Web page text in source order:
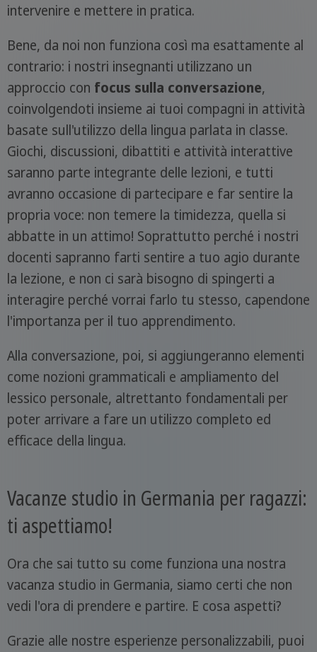
intervenire e mettere in pratica.
Bene, da noi non funziona così ma esattamente al
contrario: i nostri insegnanti utilizzano un
approccio con focus sulla conversazione,
coinvolgendoti insieme ai tuoi compagni in attività
basate sull'utilizzo della lingua parlata in classe.
Giochi, discussioni, dibattiti e attività interattive
saranno parte integrante delle lezioni, e tutti
avranno occasione di partecipare e far sentire la
propria voce: non temere la timidezza, quella si
abbatte in un attimo! Soprattutto perché i nostri
docenti sapranno farti sentire a tuo agio durante
la lezione, e non ci sarà bisogno di spingerti a
interagire perché vorrai farlo tu stesso, capendone
l'importanza per il tuo apprendimento.
Alla conversazione, poi, si aggiungeranno elementi
come nozioni grammaticali e ampliamento del
lessico personale, altrettanto fondamentali per
poter arrivare a fare un utilizzo completo ed
efficace della lingua.
Vacanze studio in Germania per ragazzi:
ti aspettiamo!
Ora che sai tutto su come funziona una nostra
vacanza studio in Germania, siamo certi che non
vedi l'ora di prendere e partire. E cosa aspetti?
Grazie alle nostre esperienze personalizzabili, puoi